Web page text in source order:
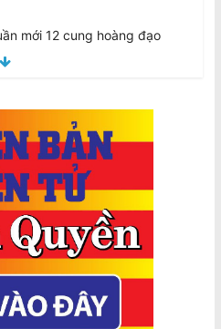
$736 triệu mua 450 tên lửa
là Bắt buộc: Có thể Phạt
ngày nếu Không Hoàn
nếu Khai Sai
10, 2026
Is Compulsory: $364
for Failure to Complete,
for False Information
10, 2026